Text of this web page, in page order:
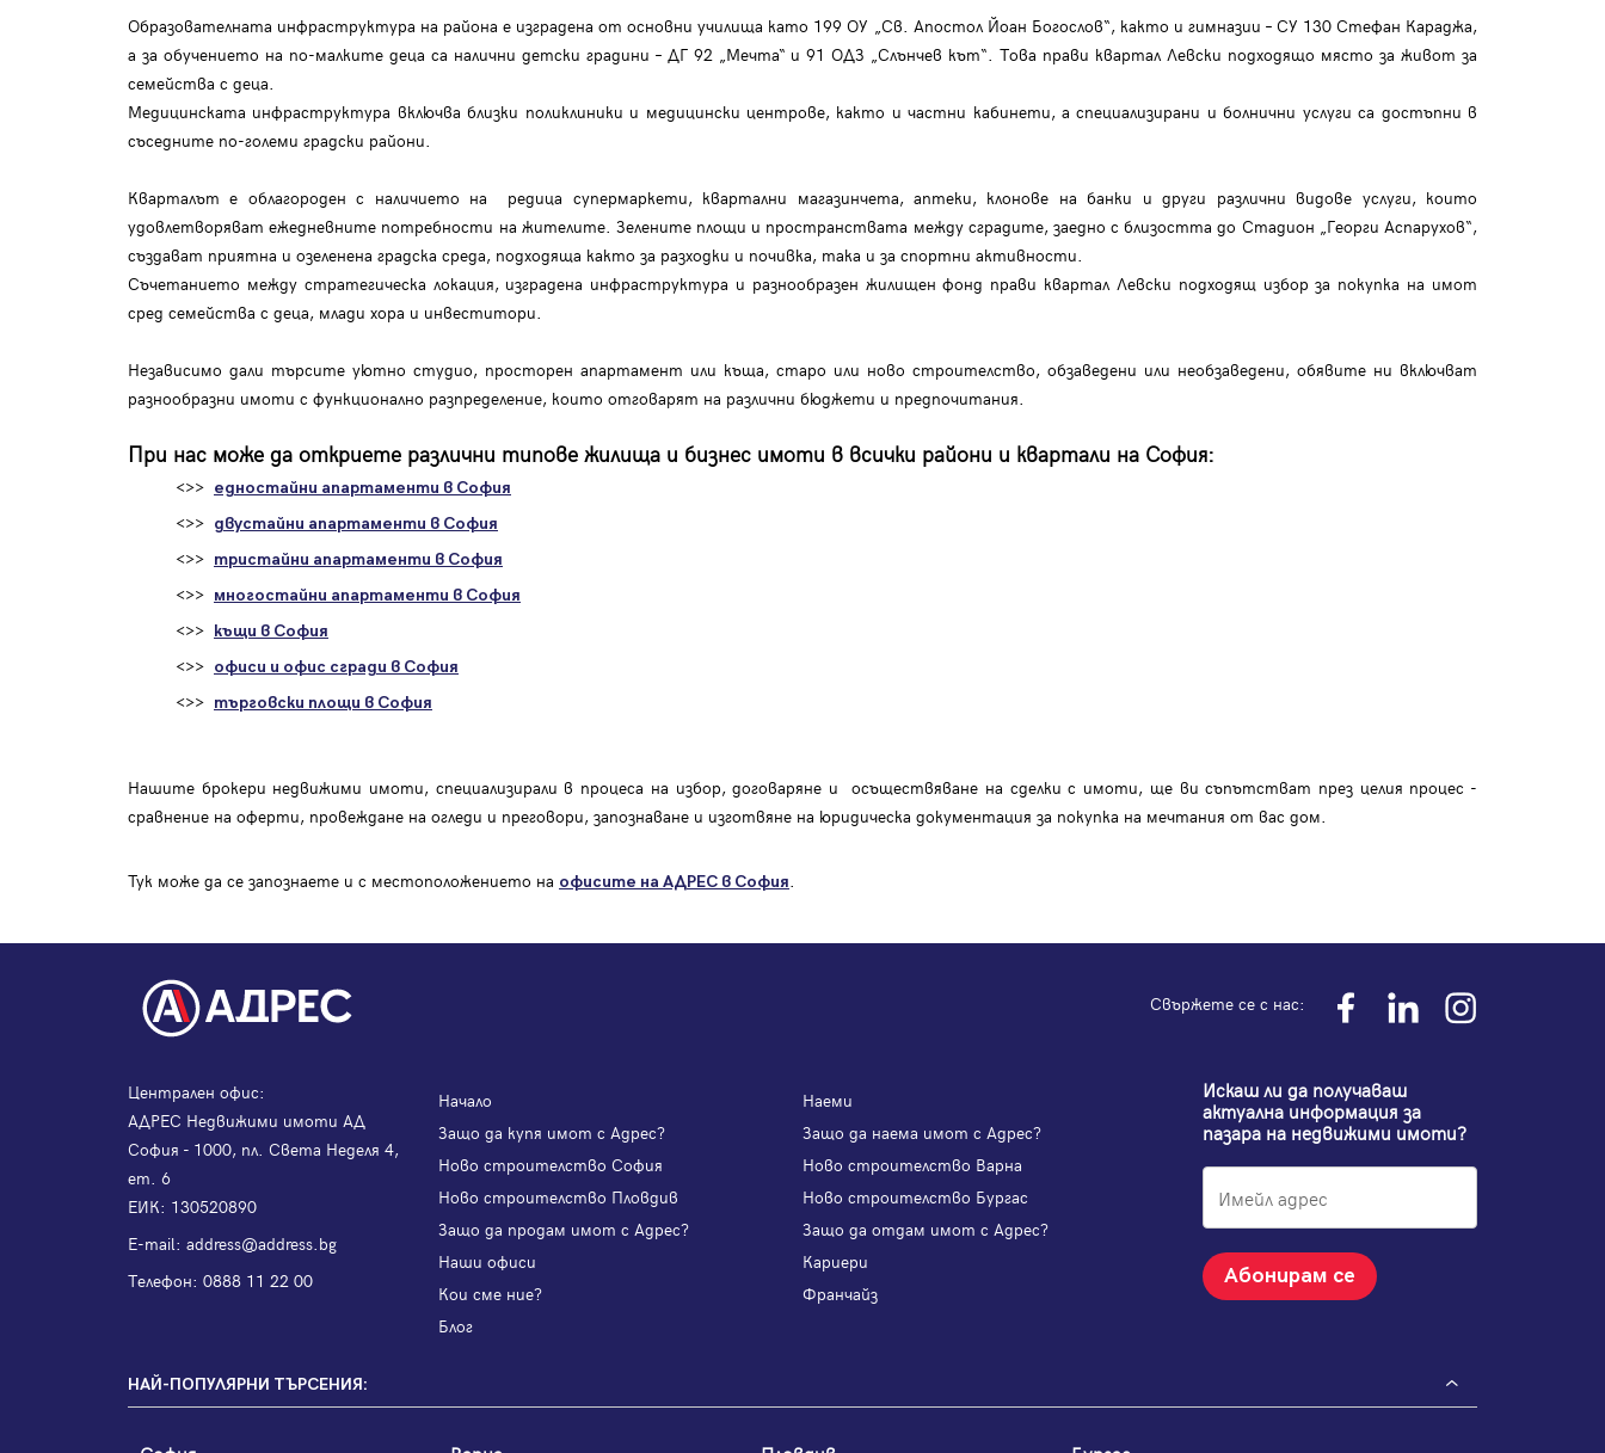
Образователната инфраструктура на района е изградена от основни училища като 199 ОУ „Св. Апостол Йоан Богослов“, както и гимназии – СУ 130 Стефан Караджа,
а за обучението на по-малките деца са налични детски градини – ДГ 92 „Мечта“ и 91 ОДЗ „Слънчев кът“. Това прави квартал Левски подходящо място за живот за
семейства с деца.
Медицинската инфраструктура включва близки поликлиники и медицински центрове, както и частни кабинети, а специализирани и болнични услуги са достъпни в
съседните по-големи градски райони.
Кварталът е облагороден с наличието на редица супермаркети, квартални магазинчета, аптеки, клонове на банки и други различни видове услуги, които
удовлетворяват ежедневните потребности на жителите. Зелените площи и пространствата между сградите, заедно с близостта до Стадион „Георги Аспарухов“,
създават приятна и озеленена градска среда, подходяща както за разходки и почивка, така и за спортни активности.
Съчетанието между стратегическа локация, изградена инфраструктура и разнообразен жилищен фонд прави квартал Левски подходящ избор за покупка на имот
сред семейства с деца, млади хора и инвеститори.
Независимо дали търсите уютно студио, просторен апартамент или къща, старо или ново строителство, обзаведени или необзаведени, обявите ни включват
разнообразни имоти с функционално разпределение, които отговарят на различни бюджети и предпочитания.
При нас може да откриете различни типове жилища и бизнес имоти в всички райони и квартали на София:
<>> едностайни апартаменти в София
<>> двустайни апартаменти в София
<>> тристайни апартаменти в София
<>> многостайни апартаменти в София
<>> къщи в София
<>> офиси и офис сгради в София
<>> търговски площи в София
Нашите брокери недвижими имоти, специализирали в процеса на избор, договаряне и осъществяване на сделки с имоти, ще ви съпътстват през целия процес -
сравнение на оферти, провеждане на огледи и преговори, запознаване и изготвяне на юридическа документация за покупка на мечтания от вас дом.
Тук може да се запознаете и с местоположението на офисите на АДРЕС в София.
Свържете се с нас:
Централен офис:
АДРЕС Недвижими имоти АД
София - 1000, пл. Света Неделя 4,
ет. 6
ЕИК: 130520890
Е-mail: address@address.bg
Телефон: 0888 11 22 00
Начало
Наеми
Защо да купя имот с Адрес?
Защо да наема имот с Адрес?
Ново строителство София
Ново строителство Варна
Ново строителство Пловдив
Ново строителство Бургас
Защо да продам имот с Адрес?
Защо да отдам имот с Адрес?
Наши офиси
Кариери
Кои сме ние?
Франчайз
Блог
Искаш ли да получаваш
актуална информация за
пазара на недвижими имоти?
Абонирам се
НАЙ-ПОПУЛЯРНИ ТЪРСЕНИЯ:
Вход с имейл
Забравена парола